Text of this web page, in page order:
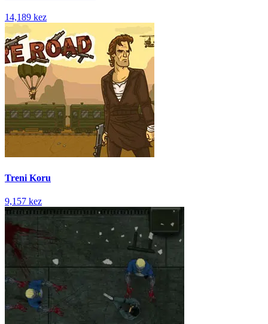
14,189 kez
Treni Koru
9,157 kez